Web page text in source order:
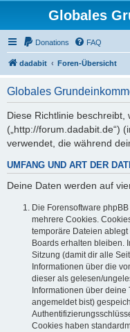
Globales
Donations FAQ
dadabit Foren-Übersicht
Globales
Diese Richtlinie beschreibt,
(„http://forum.dadabit.de“)
verwendet, die während
UMFANG UND ART DER
Deine Daten werden auf
Die Forensoftware
mehrere Cookies.
temporäre Dateien
Boards erhalten bleiben.
Sitzung (damit dir alle
Informationen über die
dieser als gelesen/
Informationen über
angemeldet bist)
Cookies haben